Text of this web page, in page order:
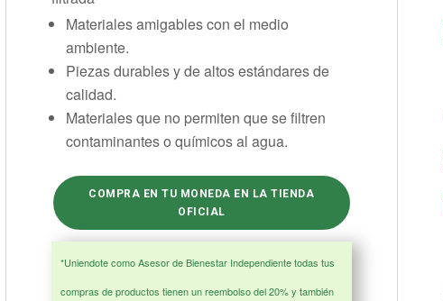
Materiales amigables con el medio
ambiente.
Piezas durables y de altos estándares de
calidad.
Materiales que no permiten que se filtren
contaminantes o químicos al agua.
COMPRA EN TU MONEDA EN LA TIENDA
OFICIAL
*Uniendote como Asesor de Bienestar Independiente todas tus
compras de productos tienen un reembolso del 20% y también